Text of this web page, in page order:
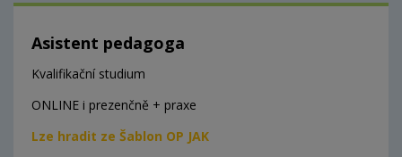
Asistent pedagoga
Kvalifikační studium
ONLINE i prezenčně + praxe
Lze hradit ze Šablon OP JAK